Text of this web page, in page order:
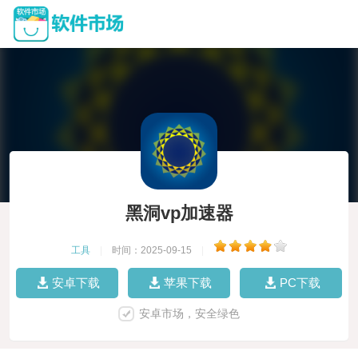
黑洞vp加速器
工具 时间：2025-09-15
安卓下载 苹果下载 PC下载
安卓市场，安全绿色